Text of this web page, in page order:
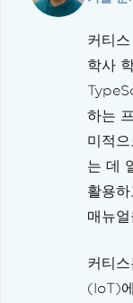
커티
학사
하는
미적
는 데
활용
매뉴
커티
(IoT)